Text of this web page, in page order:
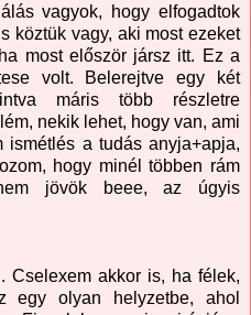
vagyok, hogy elfogadtok
köztük vagy, aki most ezeket
most először jársz itt. Ez a
volt. Belerejtve egy két
máris több részletre
nekik lehet, hogy van, ami
a tudás anyja+apja,
hogy minél többen rám
jövök beee, az úgyis
Cselexem akkor is, ha félek,
egy olyan helyzetbe, ahol